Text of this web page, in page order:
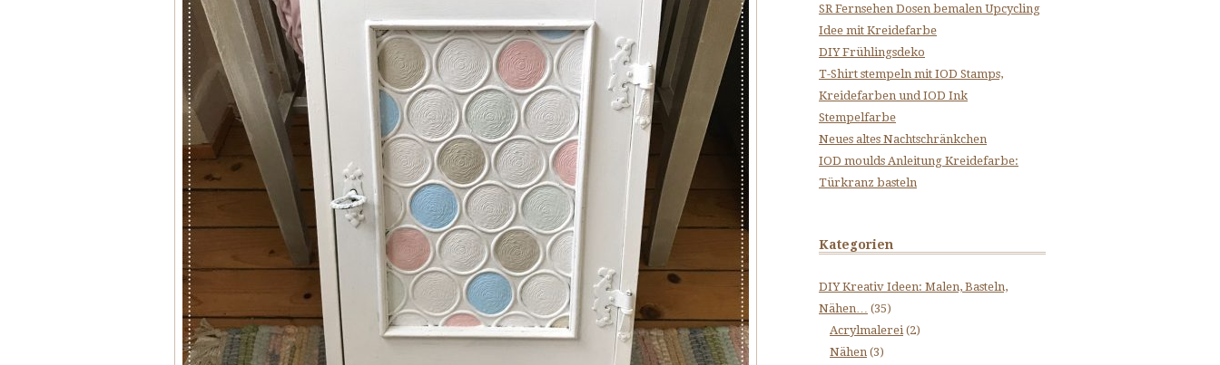
SR Fernsehen Dosen bemalen Upcycling
Idee mit Kreidefarbe
DIY Frühlingsdeko
T-Shirt stempeln mit IOD Stamps,
Kreidefarben und IOD Ink
Stempelfarbe
Neues altes Nachtschränkchen
IOD moulds Anleitung Kreidefarbe:
Türkranz basteln
Kategorien
DIY Kreativ Ideen: Malen, Basteln,
Nähen…
(35)
Acrylmalerei (2)
Nähen (3)